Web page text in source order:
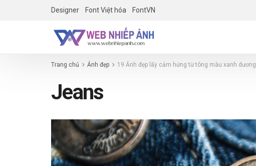
Designer Font Việt hóa FontVN
Trang chủ Ảnh đẹp 19 Ảnh đẹp lấy cảm hứng từ tông màu xanh dương
Jeans